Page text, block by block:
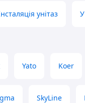
унітаз
Yato Koer
SkyLine